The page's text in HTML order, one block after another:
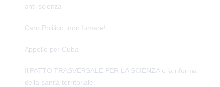
anti-scienza
Caro Politico, non fumare!
Appello per Cuba
Il PATTO TRASVERSALE PER LA SCIENZA e la riforma
della sanità territoriale.